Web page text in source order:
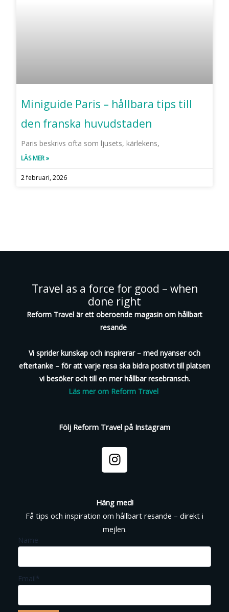
Miniguide Paris – hållbara tips till
den franska huvudstaden
Paris beskrivs ofta som ljusets, kärlekens,
LÄS MER »
2 februari, 2026
Travel as a force for good – when
done right
Reform Travel är ett oberoende magasin om hållbart
resande
Vi sprider kunskap och inspirerar – med nyanser och
eftertanke – för att varje resa ska bidra positivt till platsen
vi besöker och till en mer hållbar resebransch.
Läs mer om Reform Travel
Följ Reform Travel på Instagram
I
n
s
a
g
r
a
Häng med!
Få tips och inspiration om hållbart resande – direkt i
mejlen.
Name
Email*